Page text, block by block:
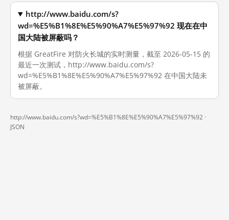
http://www.baidu.com/s?
wd=%E5%B1%8E%E5%90%A7%E5%97%92 现在在中
国大陆被屏蔽吗？
根据 GreatFire 对防火长城的实时测量，截至 2026-05-15 的
最近一次测试，http://www.baidu.com/s?
wd=%E5%B1%8E%E5%90%A7%E5%97%92 在中国大陆未
被屏蔽。
http://www.baidu.com/s?wd=%E5%B1%8E%E5%90%A7%E5%97%92 ·
JSON